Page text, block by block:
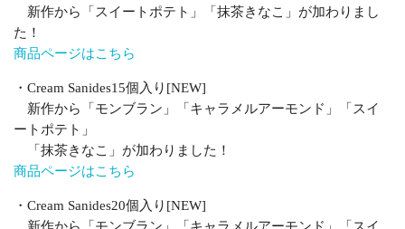
新作から「スイートポテト」「抹茶きなこ」が加わりまし
た！
商品ページはこちら
・Cream Sanides15個入り[NEW]
新作から「モンブラン」「キャラメルアーモンド」「スイ
ートポテト」
「抹茶きなこ」が加わりました！
商品ページはこちら
・Cream Sanides20個入り[NEW]